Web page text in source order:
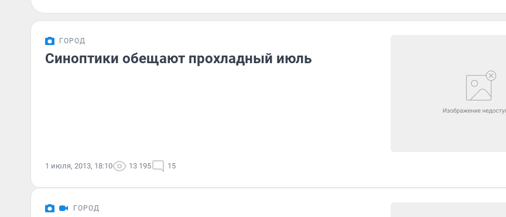
ГОРОД
Синоптики обещают прохладный июль
1 июля, 2013, 18:10 13 195 15
ГОРОД